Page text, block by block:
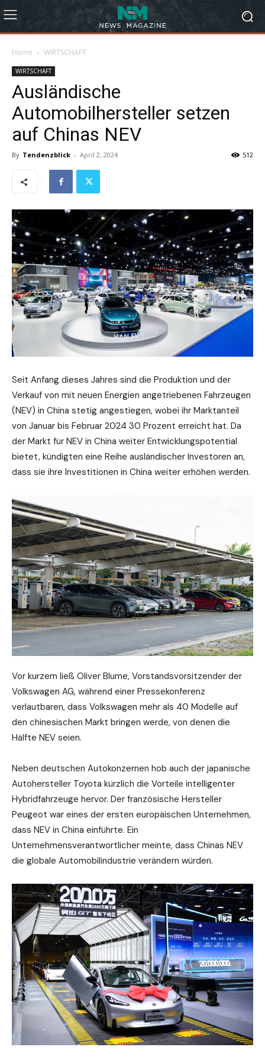
Home WIRTSCHAFT
WIRTSCHAFT
Ausländische
Automobilhersteller setzen
auf Chinas NEV
By Tendenzblick - April 2, 2024 512
Seit Anfang dieses Jahres sind die Produktion und der
Verkauf von mit neuen Energien angetriebenen Fahrzeugen
(NEV) in China stetig angestiegen, wobei ihr Marktanteil
von Januar bis Februar 2024 30 Prozent erreicht hat. Da
der Markt für NEV in China weiter Entwicklungspotential
bietet, kündigten eine Reihe ausländischer Investoren an,
dass sie ihre Investitionen in China weiter erhöhen werden.
Vor kurzem ließ Oliver Blume, Vorstandsvorsitzender der
Volkswagen AG, während einer Pressekonferenz
verlautbaren, dass Volkswagen mehr als 40 Modelle auf
den chinesischen Markt bringen werde, von denen die
Hälfte NEV seien.
Neben deutschen Autokonzernen hob auch der japanische
Autohersteller Toyota kürzlich die Vorteile intelligenter
Hybridfahrzeuge hervor. Der französische Hersteller
Peugeot war eines der ersten europäischen Unternehmen,
dass NEV in China einführte. Ein
Unternehmensverantwortlicher meinte, dass Chinas NEV
die globale Automobilindustrie verändern würden.